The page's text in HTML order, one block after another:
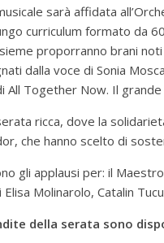
sarà affidata
curriculum formato da
proporranno brani
dalla voce di Sonia
All Together Now. Il
ricca, dove la
che hanno scelto di
gli applausi per: il
Elisa Molinarolo, Catalin
della serata sono